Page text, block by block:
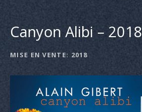
LE
AVRIL
Canyon Alibi – 2018
DÉTAILS
DE
L'ALBUM
MISE EN VENTE 2018